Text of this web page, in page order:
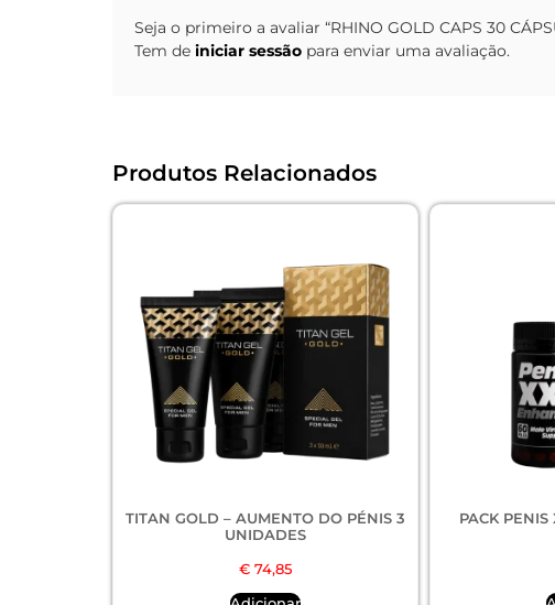
Seja o primeiro a avaliar “RHINO GOLD CAPS 30
Tem de iniciar sessão para enviar uma avaliação.
Produtos Relacionados
TITAN GOLD – AUMENTO DO PÉNIS 3
UNIDADES
€74,85
PACK